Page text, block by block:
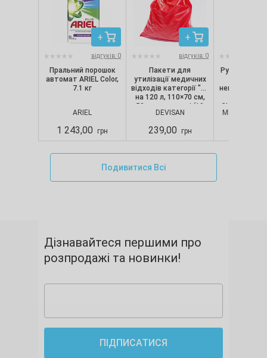
відгуків: 0
Пральний порошок
автомат ARIEL Color,
7.1 кг
ARIEL
1 243,00 грн
відгуків: 0
Пакети для
утилізації медичних
відходів категорії "B"
на 120 л, 110×70 см,
50 мкм, червоні (10
шт./уп.), Devisan
DEVISAN
239,00 грн
Рукавички
непопудрені,
CLASSIC,
MERCATOR
Подивитися Всі
Дізнавайтеся першими про
розпродажі та новинки!
ПІДПИСАТИСЯ